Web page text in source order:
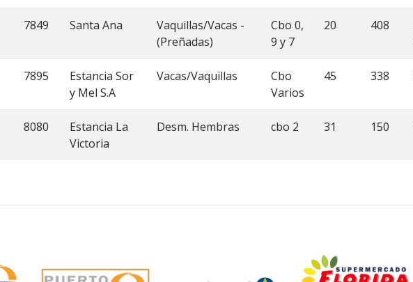
7849 Santa Ana
Vaquillas/Vacas -
(Preñadas)
Cbo 0,
9 y 7
20 408
7895
Estancia Sor
y Mel S.A
Vacas/Vaquillas
Cbo
Varios
45 338
8080
Estancia La
Victoria
Desm. Hembras cbo 2 31 150